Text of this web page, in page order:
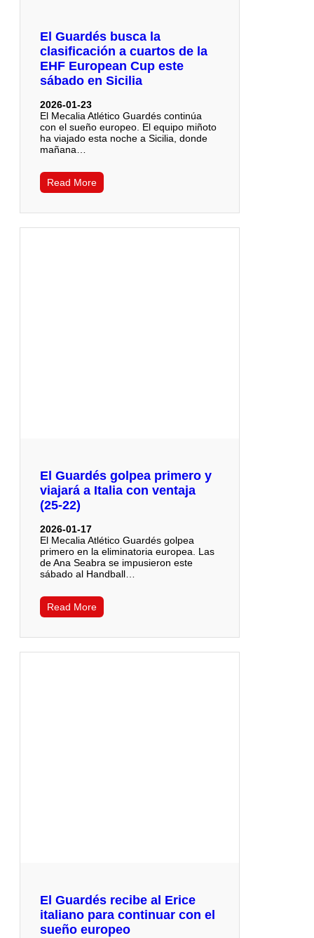
El Guardés busca la
clasificación a cuartos de la
EHF European Cup este
sábado en Sicilia
2026-01-23
El Mecalia Atlético Guardés continúa
con el sueño europeo. El equipo miñoto
ha viajado esta noche a Sicilia, donde
mañana…
Read More
El Guardés golpea primero y
viajará a Italia con ventaja
(25-22)
2026-01-17
El Mecalia Atlético Guardés golpea
primero en la eliminatoria europea. Las
de Ana Seabra se impusieron este
sábado al Handball…
Read More
El Guardés recibe al Erice
italiano para continuar con el
sueño europeo